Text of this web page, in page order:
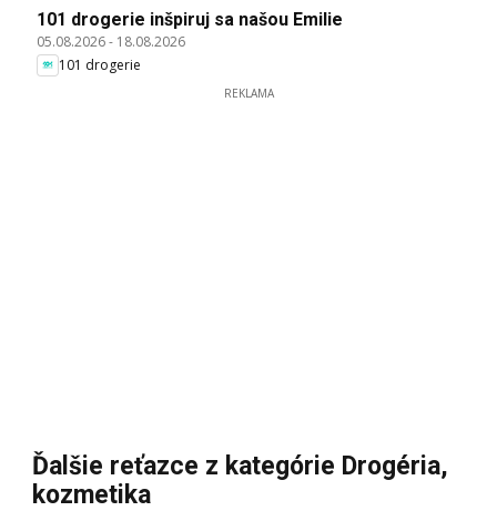
101 drogerie inšpiruj sa našou Emilie
05.08.2026- 18.08.2026
101 drogerie
REKLAMA
Ďalšie reťazce z kategórie Drogéria,
kozmetika